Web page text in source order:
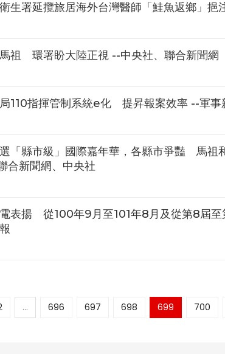
署延攬旅居海外台灣醫師「鮭魚返鄉」挹
祖 環署盼大陸正視 --中央社、聯合新聞網
110指揮管制系統e化 提昇報案效率 --軍事
「縣市級」國際嘉年華，各縣市爭豔 馬祖
合新聞網、中央社
表揚 從100年9月至101年8月及從第8屆
... 696 697 698 699 700